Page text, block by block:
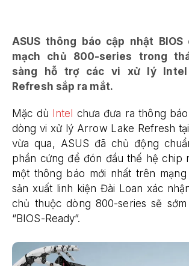
ASUS thông báo cập nhật
mạch chủ 800-series trong
sàng hỗ trợ các vi xử lý Intel
Refresh sắp ra mắt.
Mặc dù Intel chưa đưa ra thông
dòng vi xử lý Arrow Lake Refresh
vừa qua, ASUS đã chủ động
phần cứng để đón đầu thế hệ chip
một thông báo mới nhất trên
sản xuất linh kiện Đài Loan xác
chủ thuộc dòng 800-series sẽ
“BIOS-Ready”.